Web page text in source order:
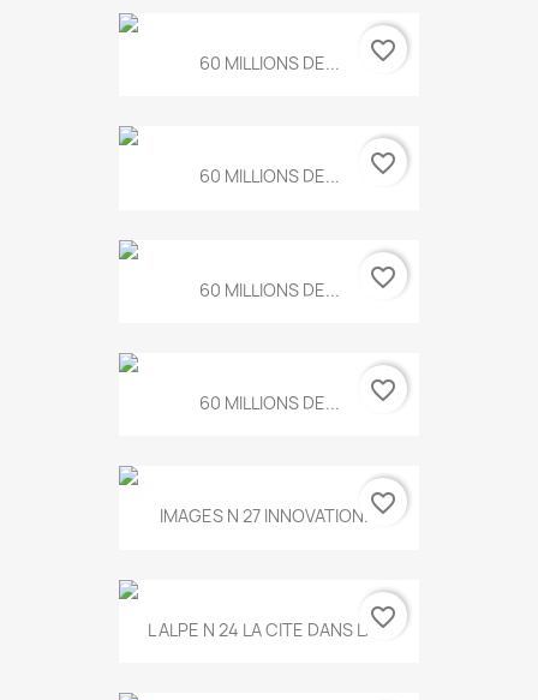
60 MILLIONS DE... favorite_border
60 MILLIONS DE... favorite_border
60 MILLIONS DE... favorite_border
60 MILLIONS DE... favorite_border
IMAGES N 27 INNOVATION...favorite_border
L ALPE N 24 LA CITE DANS LA...
favorite_border